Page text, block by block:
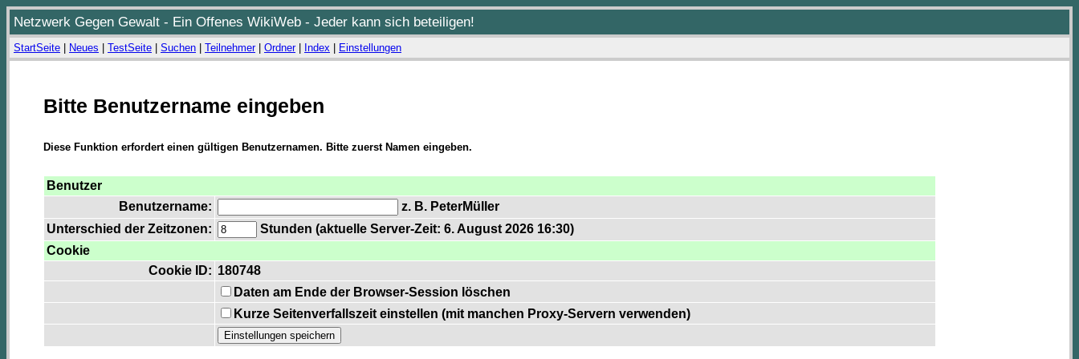
Netzwerk Gegen Gewalt - Ein Offenes WikiWeb - Jeder kann sich beteiligen!
StartSeite Neues TestSeite Suchen Teilnehmer| Ordner| Index Einstellungen
Bitte Benutzername eingeben
Diese Funktion erfordert einen gültigen Benutzernamen. Bitte zuerst Namen eingeben.
Benutzer
Benutzername:
z. B. PeterMüller
Unterschied der Zeitzonen:
Stunden (aktuelle Server-Zeit: 6. August 2026 16:30)
Cookie
Cookie ID: 180748
Daten am Ende der Browser-Session löschen
Kurze Seitenverfallszeit einstellen (mit manchen Proxy-Servern verwenden)